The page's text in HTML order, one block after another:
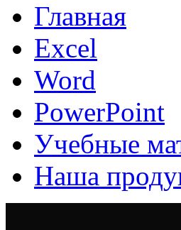
Главная
Excel
Word
PowerPoint
Учебные
Наша